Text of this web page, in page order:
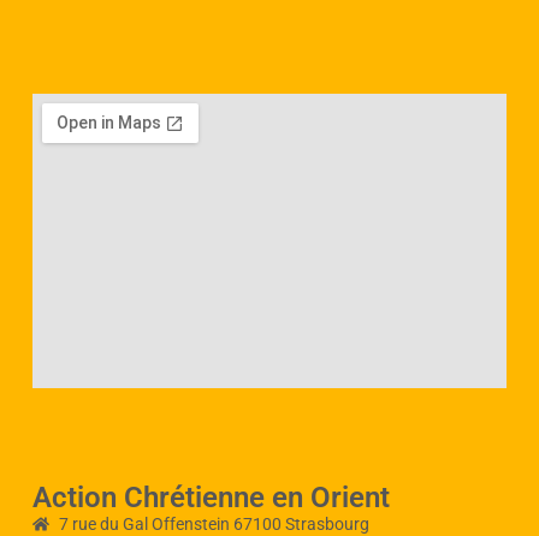
Action Chrétienne en Orient
7 rue du Gal Offenstein 67100 Strasbourg